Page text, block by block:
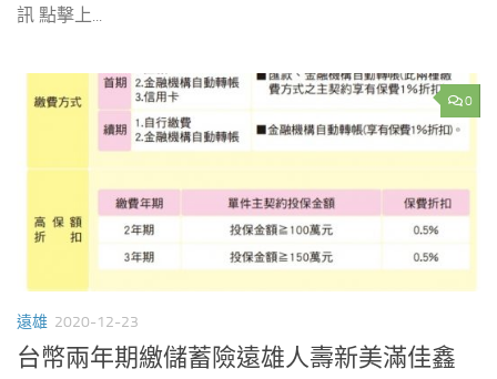
訊 點擊上...
0
遠雄 2020-12-23
台幣兩年期繳儲蓄險遠雄人壽新美滿佳鑫